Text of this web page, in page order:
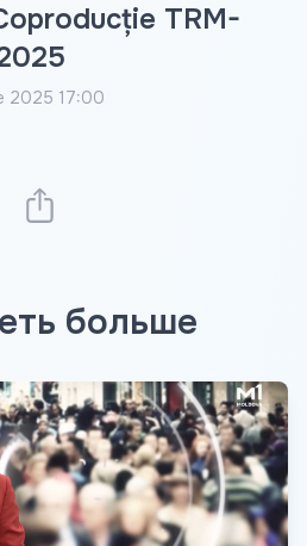
TRM-
2025 17:00
больше